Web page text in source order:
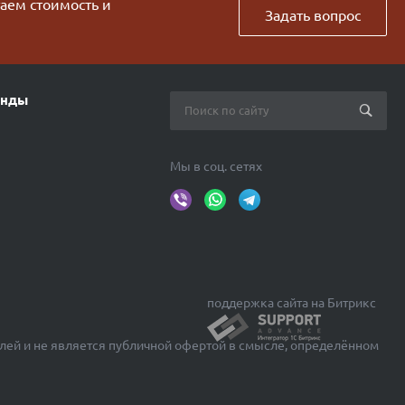
стоимость и
Задать вопрос
Мы в соц. сетях
поддержка сайта на Битрикс
и не является публичной офертой в смысле, определённом